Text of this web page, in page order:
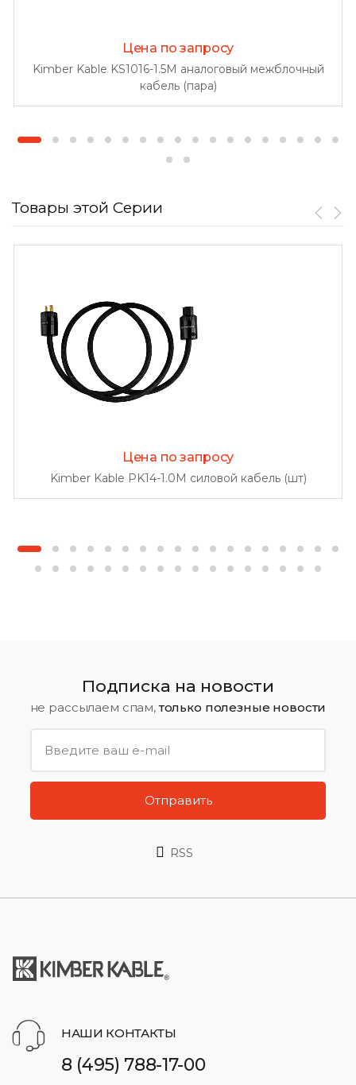
Цена по запросу
Kimber Kable KS1016-1.5M аналоговый межблочный
кабель (пара)
Товары этой Серии
Цена по запросу
Kimber Kable PK14-1.0M силовой кабель (шт)
Подписка на новости
не рассылаем спам,только полезные новости
Отправить
RSS
НАШИ КОНТАКТЫ
8 (495) 788-17-00